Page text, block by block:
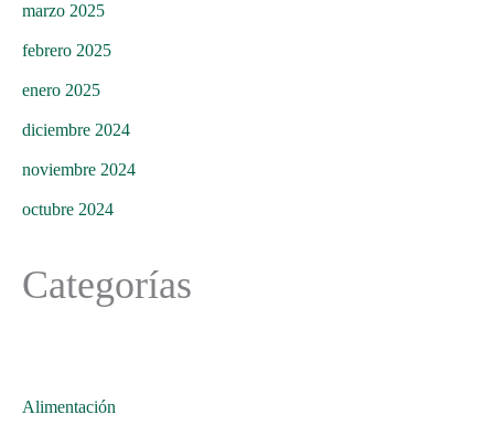
marzo 2025
febrero 2025
enero 2025
diciembre 2024
noviembre 2024
octubre 2024
Categorías
Alimentación